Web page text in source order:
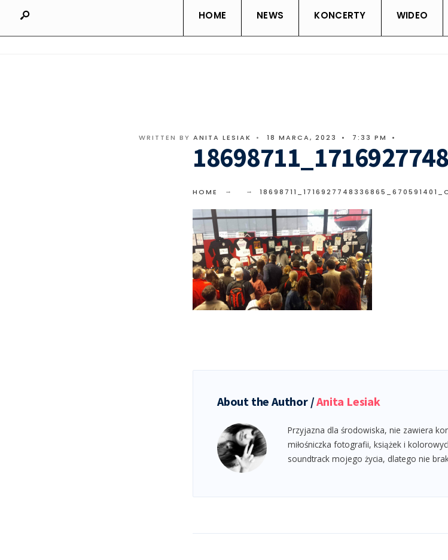
HOME NEWS KONCERTY WIDEO
WRITTEN BY ANITA LESIAK • 18 MARCA, 2023 • 7:33 PM •
HOME
About the Author /Anita Lesiak
Przyjazna dla środowiska, nie zawiera
miłośniczka fotografii, książek i
soundtrack mojego życia, dlatego nie